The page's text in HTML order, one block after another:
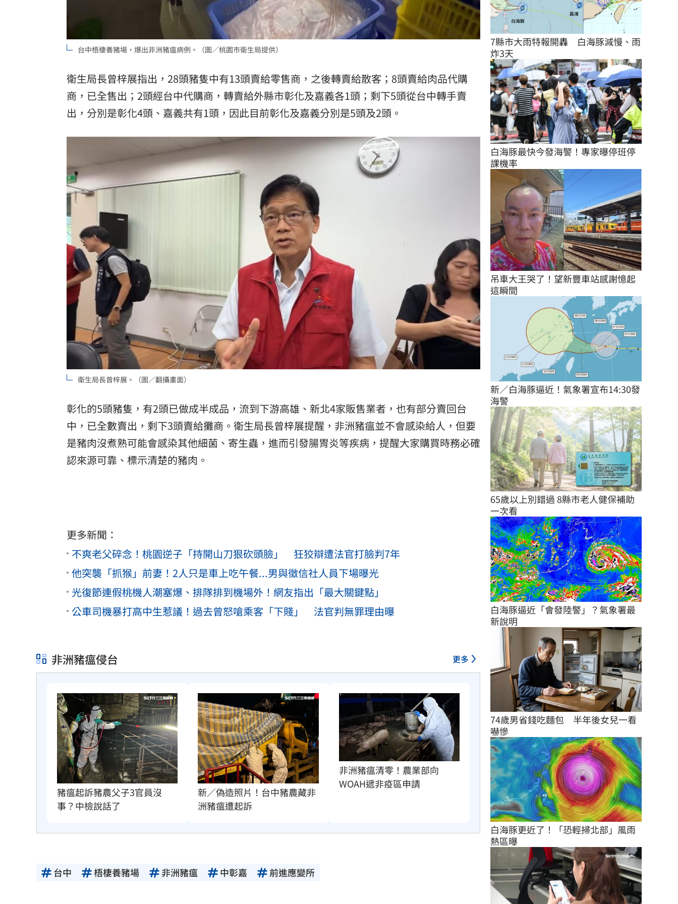
台中梧棲養豬場，爆出非洲豬瘟病例。（圖／桃園市衛生局提供）
衛生局長曾梓展指出，28頭豬隻中有13頭賣給零售商，之後轉賣給散客；8頭賣給肉品代購
商，已全售出；2頭經台中代購商，轉賣給外縣市彰化及嘉義各1頭；剩下5頭從台中轉手賣
出，分別是彰化4頭、嘉義共有1頭，因此目前彰化及嘉義分別是5頭及2頭。
衛生局長曾梓展。（圖／翻攝畫面）
彰化的5頭豬隻，有2頭已做成半成品，流到下游高雄、新北4家販售業者，也有部分賣回台
中，已全數賣出，剩下3頭賣給攤商。衛生局長曾梓展提醒，非洲豬瘟並不會感染給人，但要
是豬肉沒煮熟可能會感染其他細菌、寄生蟲，進而引發腸胃炎等疾病，提醒大家購買時務必確
認來源可靠、標示清楚的豬肉。
更多新聞：
不爽老父碎念！桃園逆子「持開山刀狠砍頭臉」 狂狡辯遭法官打臉判7年
他突襲「抓猴」前妻！2人只是車上吃午餐...男與徵信社人員下場曝光
光復節連假桃機人潮塞爆、排隊排到機場外！網友指出「最大關鍵點」
公車司機暴打高中生惹議！過去曾怒嗆乘客「下賤」 法官判無罪理由曝
非洲豬瘟侵台 更多
豬瘟起訴豬農父子3官員沒
事？中檢說話了
新／偽造照片！台中豬農藏非
洲豬瘟遭起訴
非洲豬瘟清零！農業部向
WOAH遞非疫區申請
台中 梧棲養豬場 非洲豬瘟 中彰嘉 前進應變所
7縣市大雨特報開轟　白海豚減慢、雨
炸3天
白海豚最快今發海警！專家曝停班停
課機率
吊車大王哭了！望新豐車站感謝憶起
這瞬間
新／白海豚逼近！氣象署宣布14:30發
海警
65歲以上別錯過 8縣市老人健保補助
一次看
白海豚逼近「會發陸警」？氣象署最
新說明
74歲男省錢吃麵包　半年後女兒一看
嚇慘
白海豚更近了！「恐輕掃北部」風雨
熱區曝